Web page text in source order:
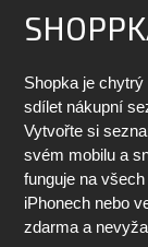
Shopka je
sdílet nákupní
Vytvořte si
svém mobilu a
funguje na
iPhonech nebo
zdarma a